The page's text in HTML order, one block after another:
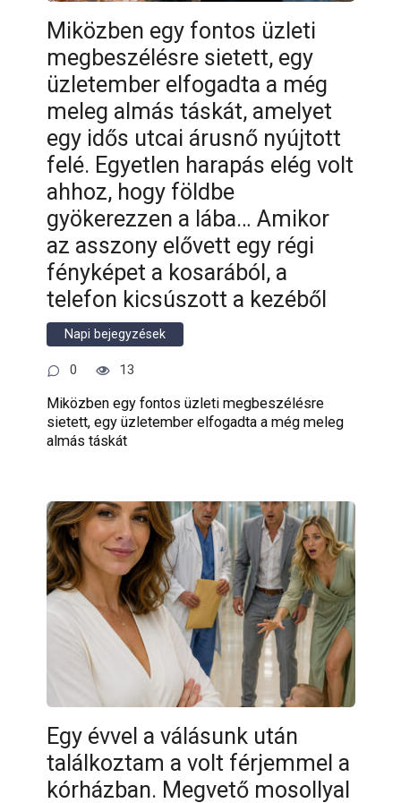
Miközben egy fontos üzleti
megbeszélésre sietett, egy
üzletember elfogadta a még
meleg almás táskát, amelyet
egy idős utcai árusnő nyújtott
felé. Egyetlen harapás elég volt
ahhoz, hogy földbe
gyökerezzen a lába… Amikor
az asszony elővett egy régi
fényképet a kosarából, a
telefon kicsúszott a kezéből
Napi bejegyzések
0 13
Miközben egy fontos üzleti megbeszélésre
sietett, egy üzletember elfogadta a még meleg
almás táskát
Egy évvel a válásunk után
találkoztam a volt férjemmel a
kórházban. Megvető mosollyal